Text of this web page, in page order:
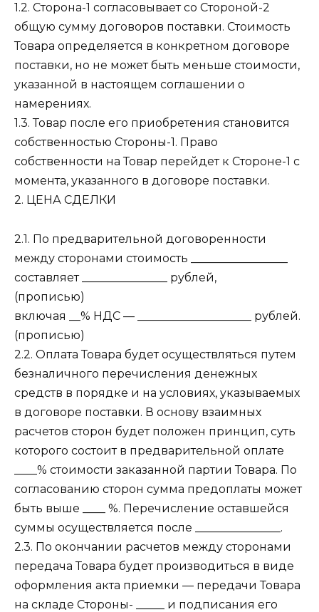
1.2. Сторона-1 согласовывает со Стороной-2
общую сумму договоров поставки. Стоимость
Товара определяется в конкретном договоре
поставки, но не может быть меньше стоимости,
указанной в настоящем соглашении о
намерениях.
1.3. Товар после его приобретения становится
собственностью Стороны-1. Право
собственности на Товар перейдет к Стороне-1 с
момента, указанного в договоре поставки.
2. ЦЕНА СДЕЛКИ
2.1. По предварительной договоренности
между сторонами стоимость _________________
составляет _______________ рублей,
(прописью)
включая __% НДС — ____________________ рублей.
(прописью)
2.2. Оплата Товара будет осуществляться путем
безналичного перечисления денежных
средств в порядке и на условиях, указываемых
в договоре поставки. В основу взаимных
расчетов сторон будет положен принцип, суть
которого состоит в предварительной оплате
____% стоимости заказанной партии Товара. По
согласованию сторон сумма предоплаты может
быть выше ____ %. Перечисление оставшейся
суммы осуществляется после _______________.
2.3. По окончании расчетов между сторонами
передача Товара будет производиться в виде
оформления акта приемки — передачи Товара
на складе Стороны- _____ и подписания его